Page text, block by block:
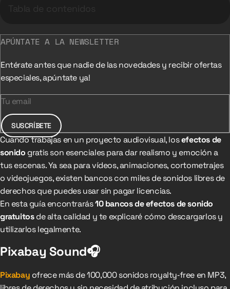
Tabla de contenidos
APÚNTATE A LA NEWSLETTER
Entérate antes que nadie de las novedades y recibir ofertas
especiales, apúntate ya!
Tu email
SUSCRÍBETE
Cuando trabajas en un proyecto audiovisual, losefectos de
sonido gratis son esenciales para dar realismo y emoción a
tus escenas. Ya sea para vídeos, animaciones, cortometrajes
o videojuegos, existen bancos con miles de sonidos libres de
derechos que puedes usar sin pagar licencias.
En esta guía encontrarás10 bancos de efectos de sonido
gratuitosde alta calidad y te explicaré cómo descargarlos y
utilizarlos legalmente.
Pixabay Sound🎧
Pixabay ofrece más de 100,000 sonidos royalty‑free en MP3,